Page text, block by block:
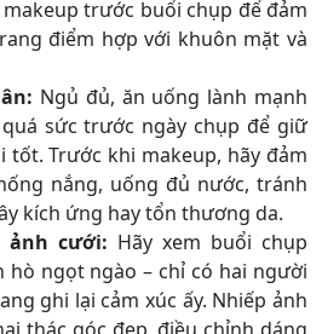
trước buổi chụp để đảm
điểm hợp với khuôn mặt và
Ngủ đủ, ăn uống lành mạnh
sức trước ngày chụp để giữ
tốt. Trước khi makeup, hãy đảm
nắng, uống đủ nước, tránh
kích ứng hay tổn thương da.
ảnh cưới: Hãy xem buổi chụp
hò ngọt ngào – chỉ có hai người
ghi lại cảm xúc ấy. Nhiếp ảnh